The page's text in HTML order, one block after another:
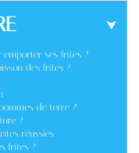
emporter ses frites ?
des frites ?
de terre ?
?
réussies
frites ?